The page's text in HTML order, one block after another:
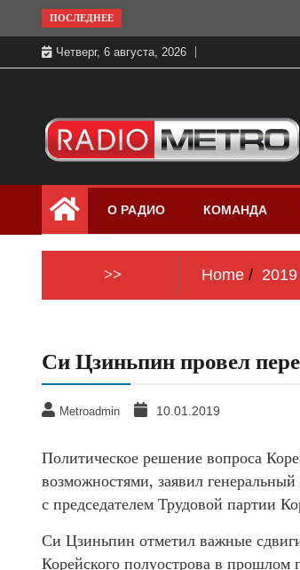
to
content
ПОСЛЕДНЕЕ
Четверг, 6 августа, 2026
Радио МЕТРО
бесплатно в хорошем качестве Санкт-
Петербург и Россия
О РАДИО КОМАНДА
>> Home 2019
Си Цзиньпин провел
Metroadmin 10.01.2019
Политическое решение вопроса
возможностями, заявил
с председателем Трудовой партии
Си Цзиньпин отметил важные
Корейского полуострова в